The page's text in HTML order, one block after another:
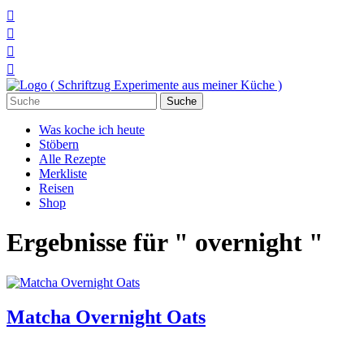




Suchen
nach:
Was koche ich heute
Stöbern
Alle Rezepte
Merkliste
Reisen
Shop
Ergebnisse für " overnight "
Matcha Overnight Oats